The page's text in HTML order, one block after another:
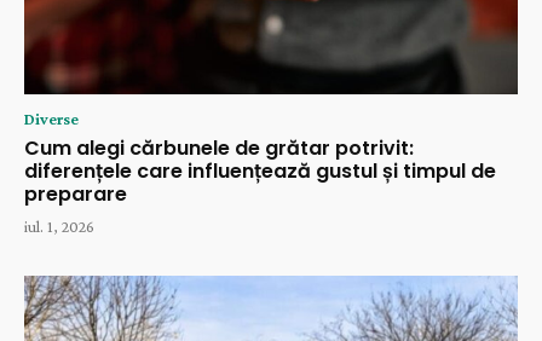
Diverse
Cum alegi cărbunele de grătar potrivit:
diferențele care influențează gustul și timpul de
preparare
iul. 1, 2026